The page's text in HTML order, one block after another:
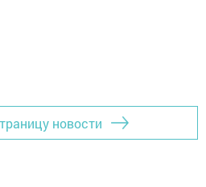
новости